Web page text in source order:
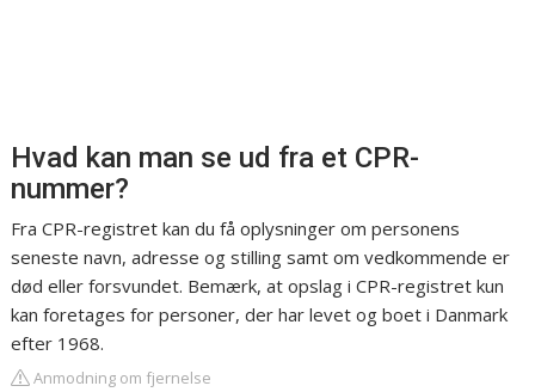
Hvad kan man se ud fra et CPR-
nummer?
Fra CPR-registret kan du få oplysninger om personens
seneste navn, adresse og stilling samt om vedkommende er
død eller forsvundet. Bemærk, at opslag i CPR-registret kun
kan foretages for personer, der har levet og boet i Danmark
efter 1968.
Anmodning om fjernelse